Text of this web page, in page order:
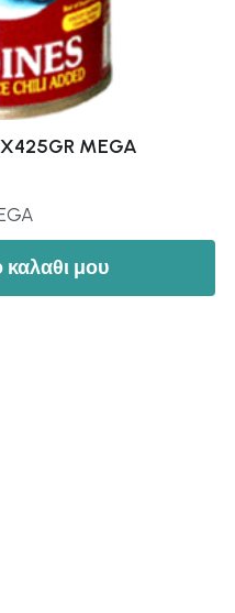
MEGA
μου